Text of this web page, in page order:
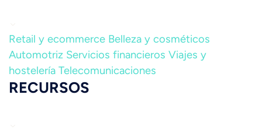
Retail y ecommerce Belleza y cosméticos
Automotriz Servicios financieros Viajes y
hostelería Telecomunicaciones
RECURSOS